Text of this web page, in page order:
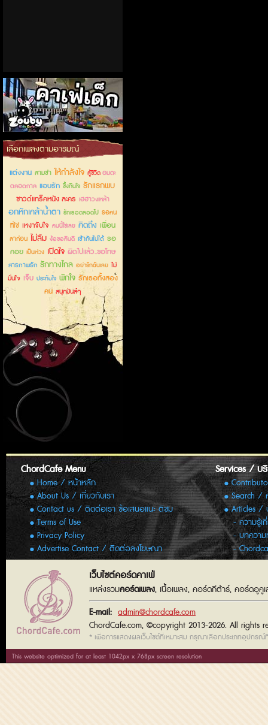
คาเฟ่เด็กลำลูกกา
เลือกเพลงตามอารมณ์
แต่งงาน สามช่า ให้กำลังใจ สู้ชีวิตอมตะ
ตลอดกาล แอบรัก ซึ้งกินใจ รักแรกพบ
ซาวด์แทร็คหนัง ละคร เฮฮาวงเหล้า
อกหักเคล้าน้ำตา รักเธอตลอดไป รอคน
ที่ใช่ เหงาจับใจ คนนี้ใช่เลย คิดถึง เพื่อน
ลาก่อน ไม่ลืม ง้อขอคืนดี เข้ากันไม่ได้ รอ
คอย เป็นห่วง เปิดใจ ผิดไปแล้ว..ขอโทษ
สารภาพรัก รักทางไกล อย่ารักฉันเลย ไม่
มั่นใจ เจ็บ ประทับใจ พักใจ รักเธอทั้งสอง
คน สนุกมันส์ๆ
ChordCafe Menu
Home / หน้าหลัก
About Us / เกี่ยวกับเรา
Contact us / ติดต่อเรา ข้อเสนอแนะ ติชม
Terms of Use
Privacy Policy
Advertise Contact / ติดต่อลงโฆษณา
Services / บ
Search /
Articles /
ความรู้
บทความ
เว็บไซต์คอร์ดคาเฟ่
แหล่งรวมคอร์ดเพลง, เนื้อเพลง, คอร์ดกีต้าร์, คอร์ดอูคู
E-mail: admin@chordcafe.com
ChordCafe.com, ©copyright 2013-2026. All rights
* เพื่อการแสดงผลเว็บไซต์ที่เหมาะสม กรุณาเลือกประเภทอุปกรณ์
This website optimized for at least 1042px x 768px screen resolution